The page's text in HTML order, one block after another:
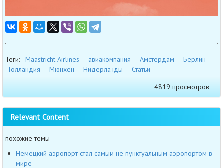
Теги: Maastricht Airlines авиакомпания Амстердам
Берлин
Голландия
Мюнхен Нидерланды
Статьи
4819 просмотров
Relevant Content
похожие темы
Немецкий аэропорт стал самым не пунктуальным аэропортом в
мире